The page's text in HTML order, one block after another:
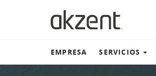
EMPRESA SERVICIOS